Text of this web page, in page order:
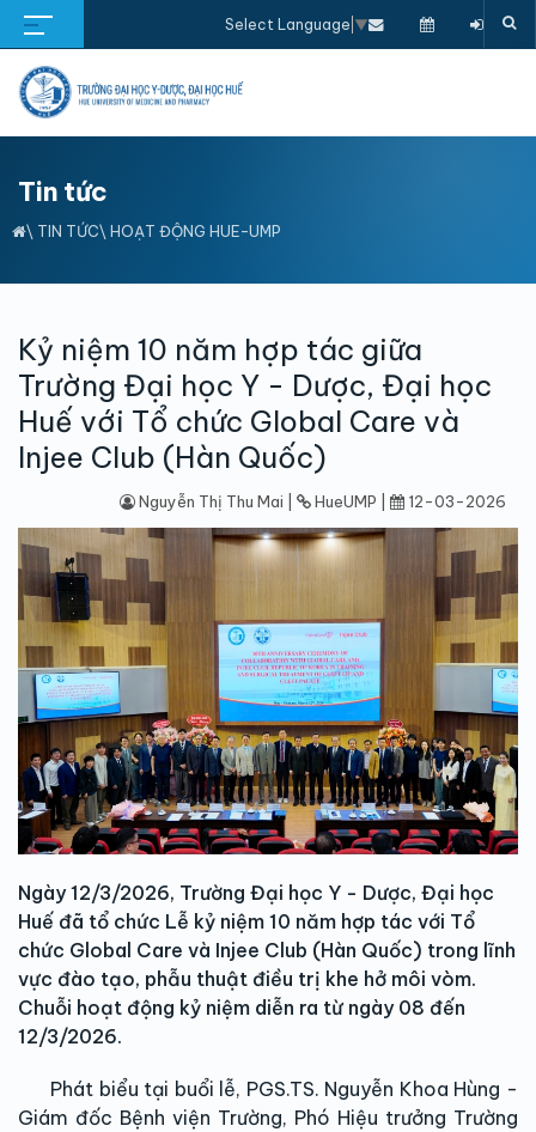
Select Language ▼
Tin tức
\ TIN TỨC\ HOẠT ĐỘNG HUE-UMP
Kỷ niệm 10 năm hợp tác giữa
Trường Đại học Y - Dược, Đại học
Huế với Tổ chức Global Care và
Injee Club (Hàn Quốc)
Nguyễn Thị Thu Mai | HueUMP | 12-03-2026
Ngày 12/3/2026, Trường Đại học Y - Dược, Đại học
Huế đã tổ chức Lễ kỷ niệm 10 năm hợp tác với Tổ
chức Global Care và Injee Club (Hàn Quốc) trong lĩnh
vực đào tạo, phẫu thuật điều trị khe hở môi vòm.
Chuỗi hoạt động kỷ niệm diễn ra từ ngày 08 đến
12/3/2026.
Phát biểu tại buổi lễ, PGS.TS. Nguyễn Khoa Hùng -
Giám đốc Bệnh viện Trường, Phó Hiệu trưởng Trường